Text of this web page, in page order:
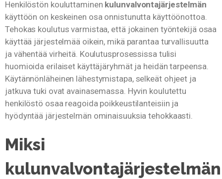
Henkilöstön kouluttaminen kulunvalvontajärjestelmän
käyttöön on keskeinen osa onnistunutta käyttöönottoa.
Tehokas koulutus varmistaa, että jokainen työntekijä osaa
käyttää järjestelmää oikein, mikä parantaa turvallisuutta
ja vähentää virheitä. Koulutusprosessissa tulisi
huomioida erilaiset käyttäjäryhmät ja heidän tarpeensa.
Käytännönläheinen lähestymistapa, selkeät ohjeet ja
jatkuva tuki ovat avainasemassa. Hyvin koulutettu
henkilöstö osaa reagoida poikkeustilanteisiin ja
hyödyntää järjestelmän ominaisuuksia tehokkaasti.
Miksi
kulunvalvontajärjestelmän